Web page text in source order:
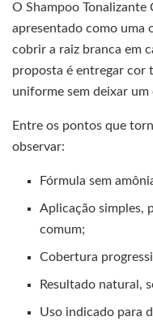
O Shampoo Tonalizante
apresentado como uma
cobrir a raiz branca em
proposta é entregar cor
uniforme sem deixar um
Entre os pontos que
observar:
Fórmula sem
Aplicação simples,
comum;
Cobertura
Resultado natural,
Uso indicado para